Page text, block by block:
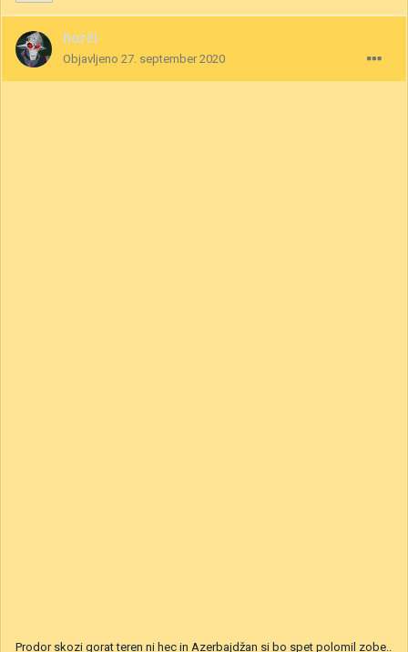
horči
Objavljeno 27. september 2020
Prodor skozi gorat teren ni hec in Azerbajdžan si bo spet polomil zobe..